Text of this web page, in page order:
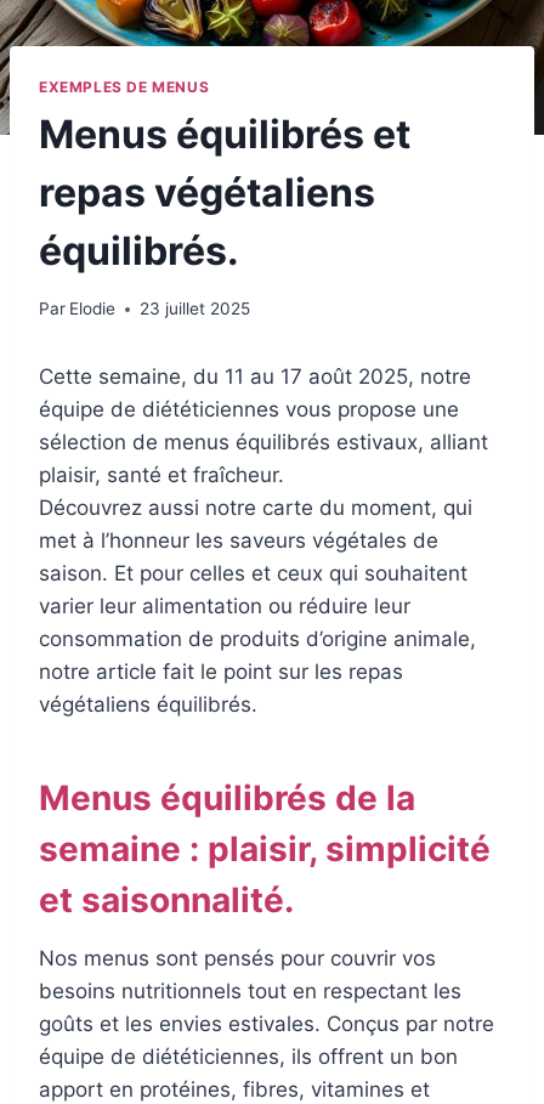
EXEMPLES DE MENUS
Menus équilibrés et
repas végétaliens
équilibrés.
Par Elodie 23 juillet 2025
Cette semaine, du 11 au 17 août 2025, notre
équipe de diététiciennes vous propose une
sélection de menus équilibrés estivaux, alliant
plaisir, santé et fraîcheur.
Découvrez aussi notre carte du moment, qui
met à l’honneur les saveurs végétales de
saison. Et pour celles et ceux qui souhaitent
varier leur alimentation ou réduire leur
consommation de produits d’origine animale,
notre article fait le point sur les repas
végétaliens équilibrés.
Menus équilibrés de la
semaine : plaisir, simplicité
et saisonnalité.
Nos menus sont pensés pour couvrir vos
besoins nutritionnels tout en respectant les
goûts et les envies estivales. Conçus par notre
équipe de diététiciennes, ils offrent un bon
apport en protéines, fibres, vitamines et